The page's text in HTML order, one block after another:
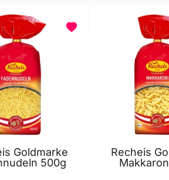
Goldmarke
500g
Recheis